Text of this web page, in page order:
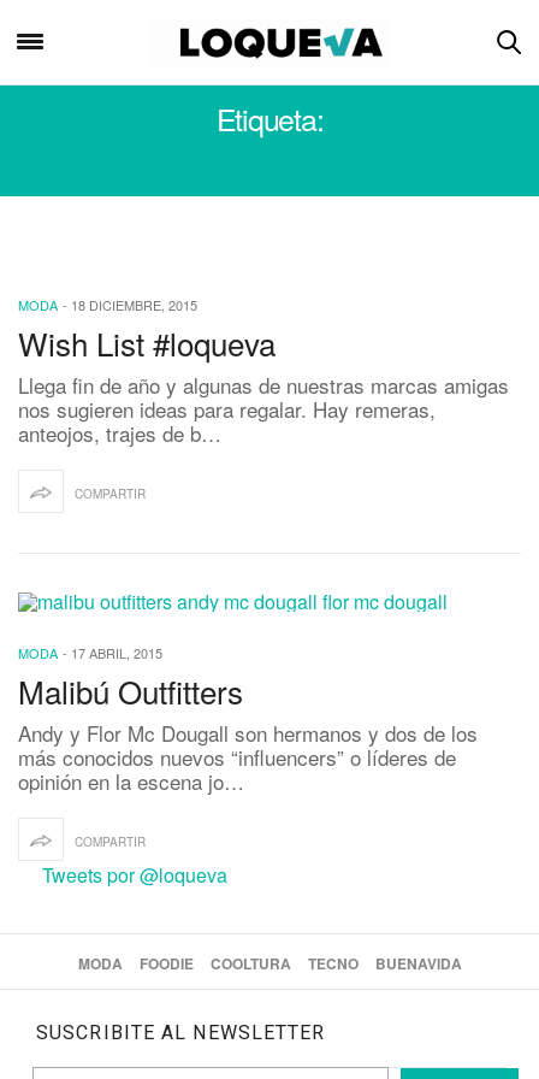
Etiqueta:
MODA - 18 DICIEMBRE, 2015
Wish List #loqueva
Llega fin de año y algunas de nuestras marcas amigas
nos sugieren ideas para regalar. Hay remeras,
anteojos, trajes de b…
COMPARTIR
MODA - 17 ABRIL, 2015
Malibú Outfitters
Andy y Flor Mc Dougall son hermanos y dos de los
más conocidos nuevos “influencers” o líderes de
opinión en la escena jo…
COMPARTIR
Tweets por @loqueva
MODA FOODIE COOLTURA TECNO BUENAVIDA
SUSCRIBITE AL NEWSLETTER